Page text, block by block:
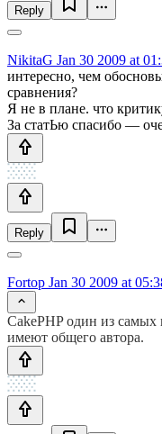
Reply
NikitaG Jan 30 2009 at
интересно, чем
сравнения?
Я не в плане. что
За статЬю спасибо —
Reply
Fortop Jan 30 2009 at
CakePHP один из
имеют общего автора.